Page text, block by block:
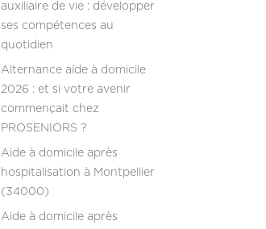
auxiliaire de vie : développer
ses compétences au
quotidien
Alternance aide à domicile
2026 : et si votre avenir
commençait chez
PROSENIORS ?
Aide à domicile après
hospitalisation à Montpellier
(34000)
Aide à domicile après